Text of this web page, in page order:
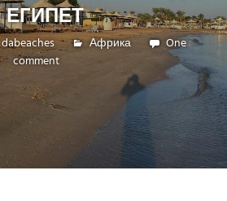
ЕГИПЕТ
dabeaches Африка
One
comment